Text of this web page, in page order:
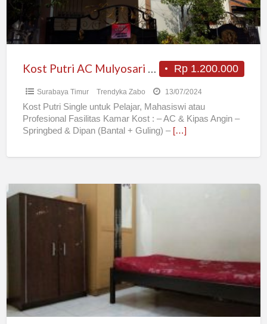
Rp 1.200.000
Surabaya Timur Trendyka Zabo 13/07/2024
Kost Putri Single untuk Pelajar, Mahasiswi atau
Profesional Fasilitas Kamar Kost : – AC & Kipas Angin –
Springbed & Dipan (Bantal + Guling) – […]
Kost
sutorejo